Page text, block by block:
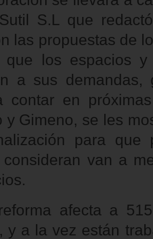
S.L que
las propuestas de
los espacios
a sus
contar en
y Gimeno, se les
para que
consideran van a
afecta a
y a la vez están